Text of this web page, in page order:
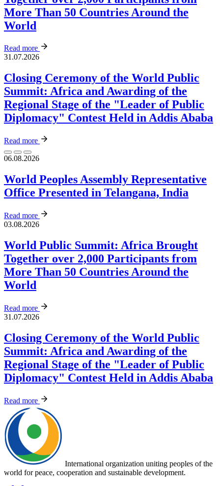
More Than 50 Countries Around the
World
Read more
31.07.2026
Closing Ceremony of the World Public
Summit: Africa and Awarding of the
Regional Stage of the "Leader of Public
Diplomacy" Contest Held in Addis Ababa
Read more
06.08.2026
World Peoples Assembly Representative
Office Presented in Telangana, India
Read more
03.08.2026
World Public Summit: Africa Brought
Together over 2,000 Participants from
More Than 50 Countries Around the
World
Read more
31.07.2026
Closing Ceremony of the World Public
Summit: Africa and Awarding of the
Regional Stage of the "Leader of Public
Diplomacy" Contest Held in Addis Ababa
Read more
International organization uniting peoples of the
world for peace, cooperation and sustainable development.